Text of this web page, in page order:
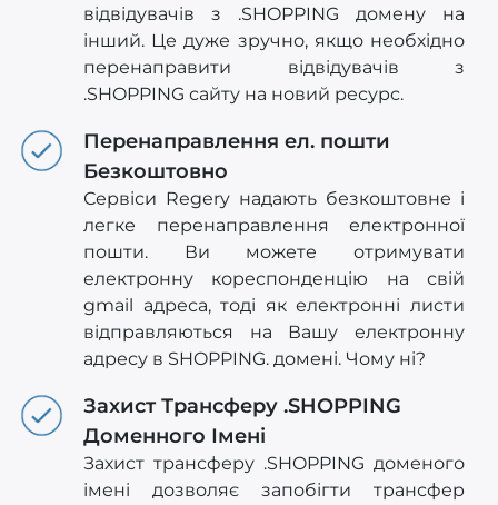
відвідувачів з .SHOPPING домену на
інший. Це дуже зручно, якщо необхідно
перенаправити відвідувачів з
.SHOPPING сайту на новий ресурс.
Перенаправлення ел. пошти
Безкоштовно
Сервіси Regery надають безкоштовне і
легке перенаправлення електронної
пошти. Ви можете отримувати
електронну кореспонденцію на свій
gmail адреса, тоді як електронні листи
відправляються на Вашу електронну
адресу в SHOPPING. домені. Чому ні?
Захист Трансферу .SHOPPING
Доменного Імені
Захист трансферу .SHOPPING доменого
імені дозволяє запобігти трансфер